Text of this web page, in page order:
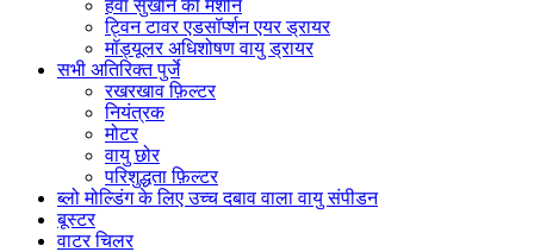
हवा सुखाने की मशीन
ट्विन टावर एडसॉर्प्शन एयर ड्रायर
मॉड्यूलर अधिशोषण वायु ड्रायर
सभी अतिरिक्त पुर्जे
रखरखाव फ़िल्टर
नियंत्रक
मोटर
वायु छोर
परिशुद्धता फ़िल्टर
ब्लो मोल्डिंग के लिए उच्च दबाव वाला वायु संपीडन
बूस्टर
वाटर चिलर